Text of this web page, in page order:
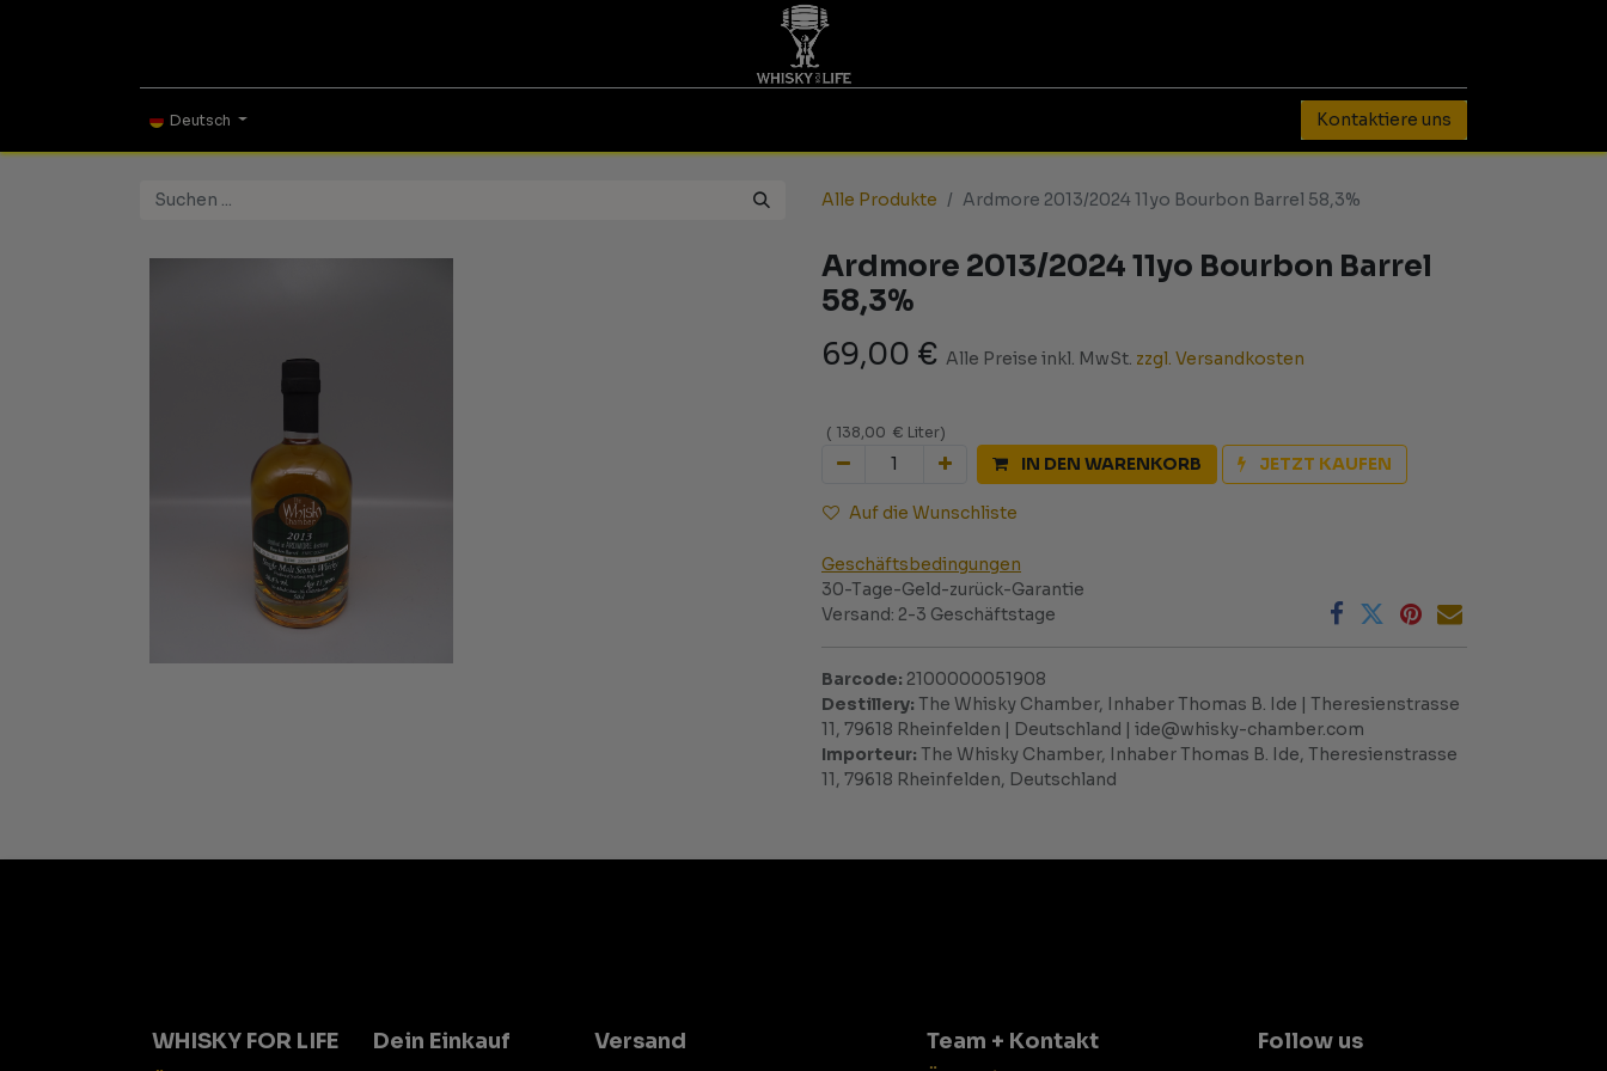
Deutsch Kontaktiere uns
Alle Produkte Ardmore 2013/2024 11yo Bourbon Barrel 58,3%
Ardmore 2013/2024 11yo Bourbon Barrel
58,3%
69,00 € Alle Preise inkl. MwSt. zzgl. Versandkosten
( 138,00 € Liter)
IN DEN WARENKORB JETZT KAUFEN
Auf die Wunschliste
Geschäftsbedingungen
30-Tage-Geld-zurück-Garantie
Versand: 2-3 Geschäftstage
Barcode: 2100000051908
Destillery: The Whisky Chamber, Inhaber Thomas B. Ide | Theresienstrasse
11, 79618 Rheinfelden | Deutschland | ide@whisky-chamber.com
Importeur: The Whisky Chamber, Inhaber Thomas B. Ide, Theresienstrasse
11, 79618 Rheinfelden, Deutschland
Follow us
Dein Einkauf Team + Kontakt
Versand
WHISKY FOR LIFE